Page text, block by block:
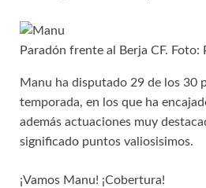
Paradón frente al Berja CF. Foto:
Manu ha disputado 29 de los 30
temporada, en los que ha
además actuaciones muy
significado puntos valiosisimos.
¡Vamos Manu! ¡Cobertura!